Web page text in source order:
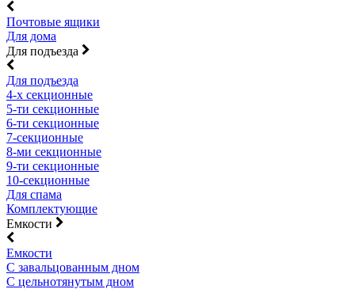
Почтовые ящики
Для дома
Для подъезда
Для подъезда
4-х секционные
5-ти секционные
6-ти секционные
7-секционные
8-ми секционные
9-ти секционные
10-секционные
Для спама
Комплектующие
Емкости
Емкости
С завальцованным дном
С цельнотянутым дном